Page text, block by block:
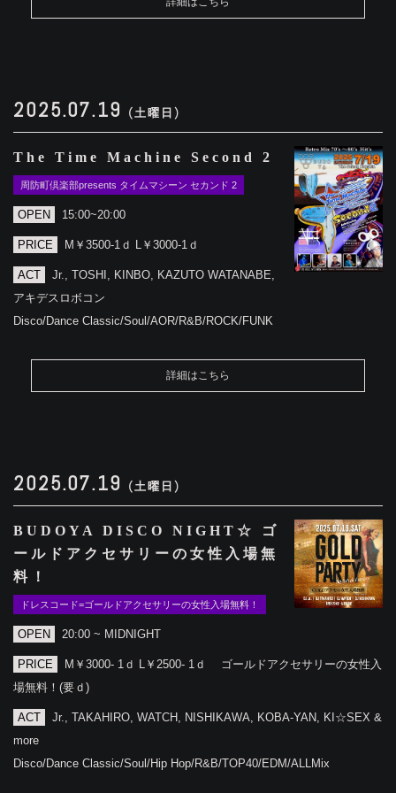
2025.07.19 (土曜日)
The Time Machine Second 2
周防町倶楽部presents タイムマシーン セカンド 2
OPEN 15:00~20:00
PRICE M￥3500-1ｄ L￥3000-1ｄ
ACT
Jr., TOSHI, KINBO, KAZUTO WATANABE,
アキデスロボコン
Disco/Dance Classic/Soul/AOR/R&B/ROCK/FUNK
詳細はこちら
2025.07.19 (土曜日)
BUDOYA DISCO NIGHT☆ ゴ
ールドアクセサリーの女性入場無
料！
ドレスコード=ゴールドアクセサリーの女性入場無料！
OPEN 20:00 ~ MIDNIGHT
PRICE
M￥3000- 1ｄ L￥2500- 1ｄ ゴールドアクセサリーの女性入
場無料！(要ｄ)
ACT
Jr., TAKAHIRO, WATCH, NISHIKAWA, KOBA-YAN, KI☆SEX &
more
Disco/Dance Classic/Soul/Hip Hop/R&B/TOP40/EDM/ALLMix